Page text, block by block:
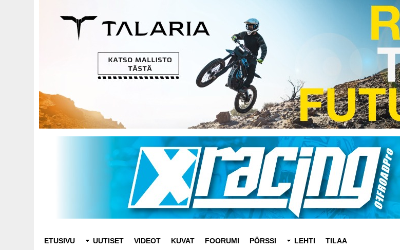
navigation
ETUSIVU UUTISET VIDEOT KUVAT FOORUMI PÖRSSI LEHTI TILAA